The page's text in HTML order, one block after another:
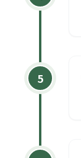
5